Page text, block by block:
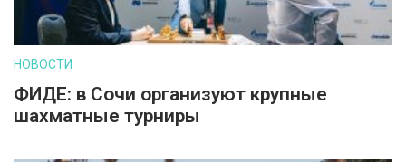
НОВОСТИ
ФИДЕ: в Сочи организуют крупные
шахматные турниры